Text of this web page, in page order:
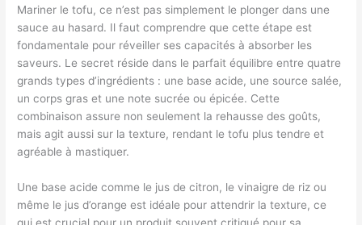
Mariner le tofu, ce n’est pas simplement le plonger dans une
sauce au hasard. Il faut comprendre que cette étape est
fondamentale pour réveiller ses capacités à absorber les
saveurs. Le secret réside dans le parfait équilibre entre quatre
grands types d’ingrédients : une base acide, une source salée,
un corps gras et une note sucrée ou épicée. Cette
combinaison assure non seulement la rehausse des goûts,
mais agit aussi sur la texture, rendant le tofu plus tendre et
agréable à mastiquer.
Une base acide comme le jus de citron, le vinaigre de riz ou
même le jus d’orange est idéale pour attendrir la texture, ce